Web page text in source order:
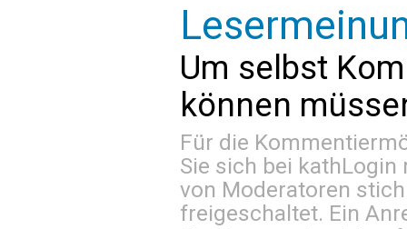
Um selbst
können
Für die
Sie sich bei kathLogin
von Moderatoren
freigeschaltet. Ein